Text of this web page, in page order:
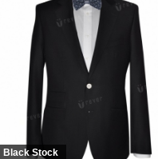
Black Stock